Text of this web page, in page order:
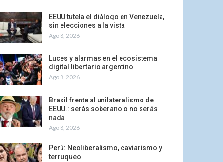
EEUU tutela el diálogo en Venezuela,
sin elecciones a la vista
Ago 8, 2026
Luces y alarmas en el ecosistema
digital libertario argentino
Ago 8, 2026
Brasil frente al unilateralismo de
EEUU.: serás soberano o no serás
nada
Ago 8, 2026
Perú: Neoliberalismo, caviarismo y
terruqueo